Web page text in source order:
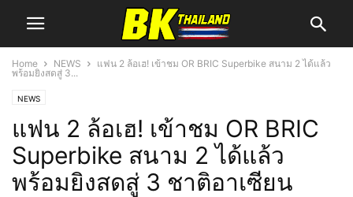
Home NEWS
แฟน 2 ล้อเฮ! เข้าชม OR BRIC Superbike สนาม 2 ได้แล้ว
พร้อมยิงสดสู่ 3...
NEWS
แฟน 2 ล้อเฮ! เข้าชม OR BRIC
Superbike สนาม 2 ได้แล้ว
พร้อมยิงสดสู่ 3 ชาติอาเซียน